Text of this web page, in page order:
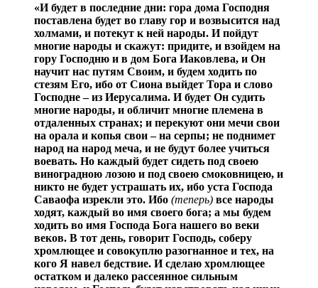
«И будет в последние дни: гора дома Господня
поставлена будет во главу гор и возвысится над
холмами, и потекут к ней народы. И пойдут
многие народы и скажут: придите, и взойдем на
гору Господню и в дом Бога Иаковлева, и Он
научит нас путям Своим, и будем ходить по
стезям Его, ибо от Сиона выйдет Тора и слово
Господне – из Иерусалима. И будет Он судить
многие народы, и обличит многие племена в
отдаленных странах; и перекуют они мечи свои
на орала и копья свои – на серпы; не поднимет
народ на народ меча, и не будут более учиться
воевать. Но каждый будет сидеть под своею
виноградною лозою и под своею смоковницею, и
никто не будет устрашать их, ибо уста Господа
Саваофа изрекли это. Ибо (теперь) все народы
ходят, каждый во имя своего бога; а мы будем
ходить во имя Господа Бога нашего во веки
веков. В тот день, говорит Господь, соберу
хромлющее и совокуплю разогнанное и тех, на
кого Я навел бедствие. И сделаю хромлющее
остатком и далеко рассеянное сильным